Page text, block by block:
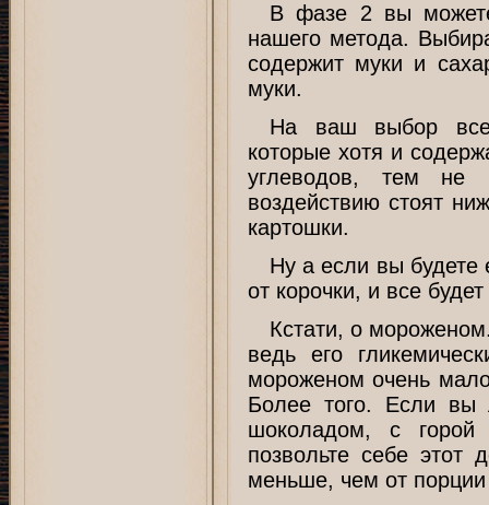
В фазе 2 вы
нашего метода.
содержит муки и
муки.
На ваш выбор
которые хотя и
углеводов, тем не
воздействию стоят
картошки.
Ну а если вы будете
от корочки, и все
Кстати, о
ведь его
мороженом очень
Более того. Если вы
шоколадом, с горой
позвольте себе этот
меньше, чем от